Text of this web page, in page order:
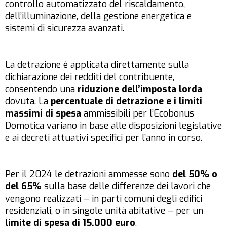
controllo automatizzato del riscaldamento,
dell’illuminazione, della gestione energetica e
sistemi di sicurezza avanzati.
La detrazione è applicata direttamente sulla
dichiarazione dei redditi del contribuente,
consentendo una riduzione dell’imposta lorda
dovuta. La percentuale di detrazione e i limiti
massimi di spesa ammissibili per l’Ecobonus
Domotica variano in base alle disposizioni legislative
e ai decreti attuativi specifici per l’anno in corso.
Per il 2024 le detrazioni ammesse sono del 50% o
del 65% sulla base delle differenze dei lavori che
vengono realizzati – in parti comuni degli edifici
residenziali, o in singole unità abitative – per un
limite di spesa di 15.000 euro.